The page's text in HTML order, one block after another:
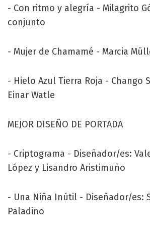
- Con ritmo y alegría - Milagrito
conjunto
- Mujer de Chamamé - Marcia
- Hielo Azul Tierra Roja - Chango
Einar Watle
MEJOR DISEÑO DE PORTADA
- Criptograma - Diseñador/es:
López y Lisandro Aristimuño
- Una Niña Inútil - Diseñador/es:
Paladino